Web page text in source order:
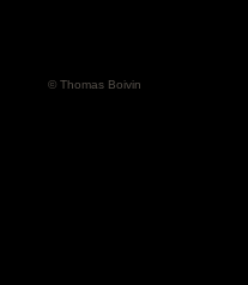
© Thomas Boivin